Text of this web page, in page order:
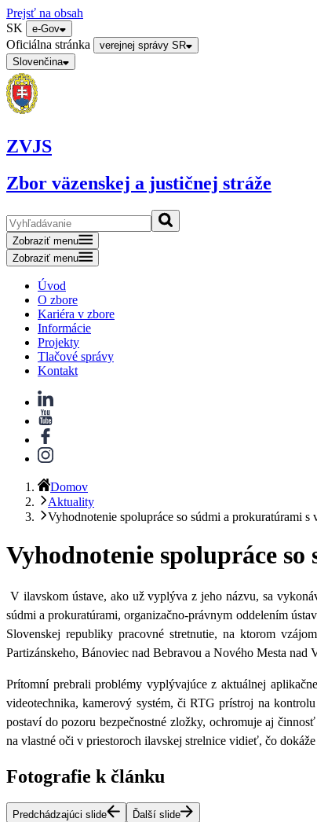
Prejsť na obsah
SK
e-Gov
Oficiálna stránka
verejnej správy SR
Slovenčina
ZVJS
Zbor väzenskej a justičnej stráže
Zobraziť menu
Zobraziť menu
Úvod
O zbore
Kariéra v zbore
Informácie
Projekty
Tlačové správy
Kontakt
Domov
Aktuality
Vyhodnotenie spolupráce so súdmi a prokuratúrami s
Vyhodnotenie spolupráce
V ilavskom ústave, ako už vyplýva z jeho názvu, sa
súdmi a prokuratúrami, organizačno-právnym oddelením
Slovenskej republiky pracovné stretnutie, na ktorom
Partizánskeho, Bánoviec nad Bebravou a Nového Mesta nad
Prítomní prebrali problémy vyplývajúce z aktuálnej
videotechnika, kamerový systém, či RTG prístroj na
postaví do pozoru bezpečnostné zložky, ochromuje aj
na vlastné oči v priestoroch ilavskej strelnice vidieť, čo
Fotografie k článku
Predchádzajúci slide Ďalší slide